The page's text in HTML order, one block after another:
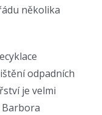
několika
odpadních
je velmi